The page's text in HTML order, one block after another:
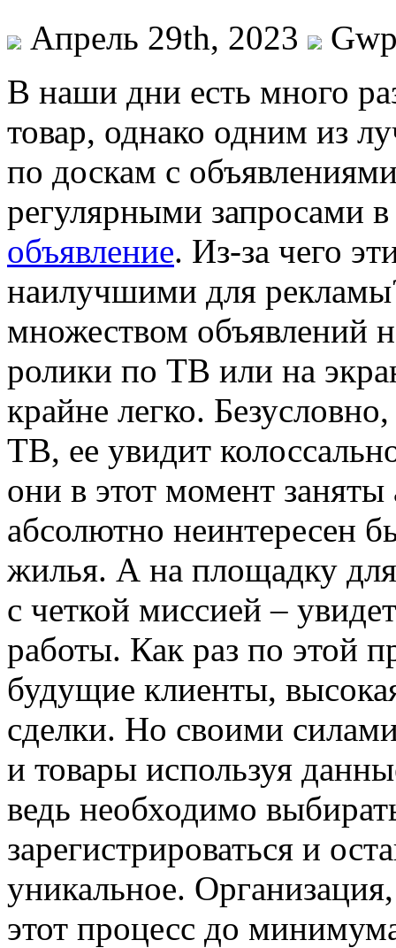
Апрель 29th, 2023
В нaши дни eсть много
товар, однако одним из
по доскам с
регулярными запросами
объявление. Из-за чего
наилучшими для
множеством объявлений
ролики по ТВ или на
крайне легко.
ТВ, ее увидит
они в этот момент
абсолютно неинтересен
жилья. А на площадку для
с четкой миссией –
работы. Как раз по этой
будущие клиенты,
сделки. Но своими
и товары используя
ведь необходимо
зарегистрироваться и
уникальное.
этот процесс до